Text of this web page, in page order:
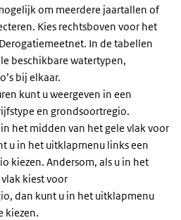
om meerdere jaartallen of
Kies rechtsboven voor het
In de tabellen
beschikbare watertypen,
bij elkaar.
kunt u weergeven in een
en grondsoortregio.
het midden van het gele vlak voor
u in het uitklapmenu links een
kiezen. Andersom, als u in het
kiest voor
dan kunt u in het uitklapmenu
kiezen.